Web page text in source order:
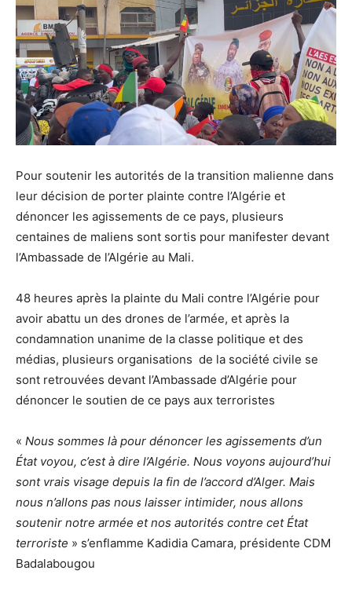
Pour soutenir les autorités de la transition malienne dans
leur décision de porter plainte contre l’Algérie et
dénoncer les agissements de ce pays, plusieurs
centaines de maliens sont sortis pour manifester devant
l’Ambassade de l’Algérie au Mali.
48 heures après la plainte du Mali contre l’Algérie pour
avoir abattu un des drones de l’armée, et après la
condamnation unanime de la classe politique et des
médias, plusieurs organisations de la société civile se
sont retrouvées devant l’Ambassade d’Algérie pour
dénoncer le soutien de ce pays aux terroristes
« Nous sommes là pour dénoncer les agissements d’un
État voyou, c’est à dire l’Algérie. Nous voyons aujourd’hui
sont vrais visage depuis la fin de l’accord d’Alger. Mais
nous n’allons pas nous laisser intimider, nous allons
soutenir notre armée et nos autorités contre cet État
terroriste » s’enflamme Kadidia Camara, présidente CDM
Badalabougou